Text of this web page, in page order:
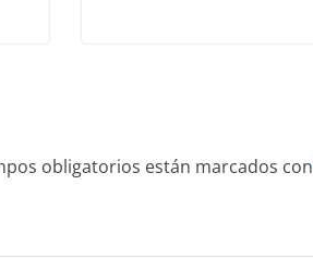
obligatorios están marcados con